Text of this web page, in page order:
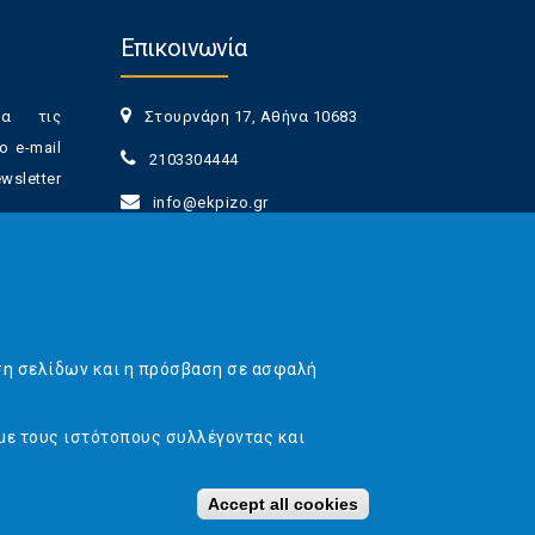
τις
e-mail
πάσα
Επικοινωνία
Στουρνάρη 17, Αθήνα 10683
2103304444
info@ekpizo.gr
σελίδων και η πρόσβαση σε ασφαλή
τους ιστότοπους συλλέγοντας και
Accept all cookies